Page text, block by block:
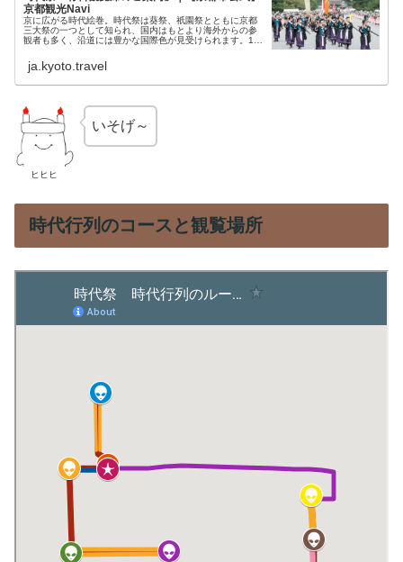
京都観光Navi
京に広がる時代絵巻。時代祭は葵祭、祇園祭とともに京都
三大祭の一つとして知られ、国内はもとより海外からの参
観者も多く、沿道には豊かな国際色が見受けられます。10
ja.kyoto.travel
ヒヒヒ
いそげ～
時代行列のコースと観覧場所